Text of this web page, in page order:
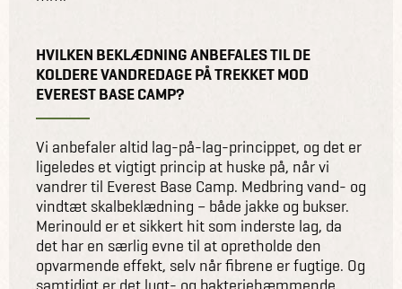
HVILKEN BEKLÆDNING ANBEFALES TIL DE
KOLDERE VANDREDAGE PÅ TREKKET MOD
EVEREST BASE CAMP?
Vi anbefaler altid lag-på-lag-princippet, og det er
ligeledes et vigtigt princip at huske på, når vi
vandrer til Everest Base Camp. Medbring vand- og
vindtæt skalbeklædning – både jakke og bukser.
Merinould er et sikkert hit som inderste lag, da
det har en særlig evne til at opretholde den
opvarmende effekt, selv når fibrene er fugtige. Og